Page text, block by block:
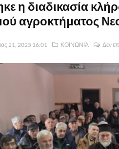
η διαδικασία
αγροκτήματος
21, 2025 16:01 ΚΟΙΝΩΝΙΑ Δεν